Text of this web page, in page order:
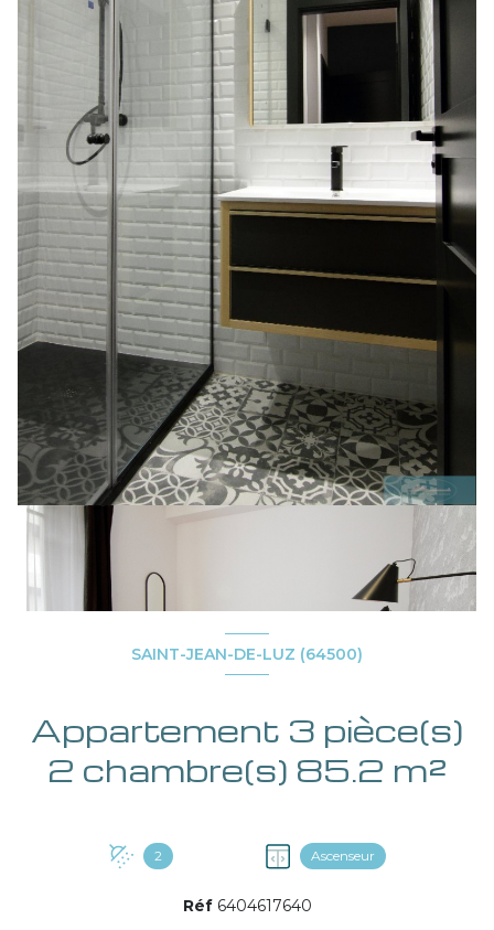
SAINT-JEAN-DE-LUZ (64500)
Appartement 3 pièce(s)
2 chambre(s) 85.2 m²
2 Ascenseur
Réf 6404617640